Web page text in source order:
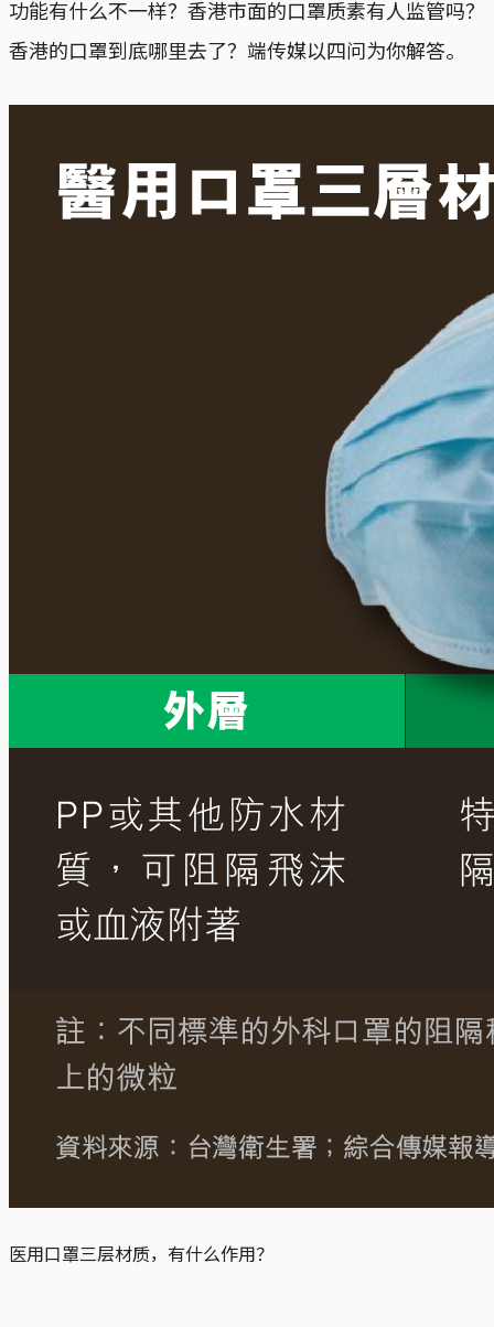
功能有什么不一样？香港市面的口罩质素有人监管吗？
香港的口罩到底哪里去了？端传媒以四问为你解答。
医用口罩三层材质，有什么作用？